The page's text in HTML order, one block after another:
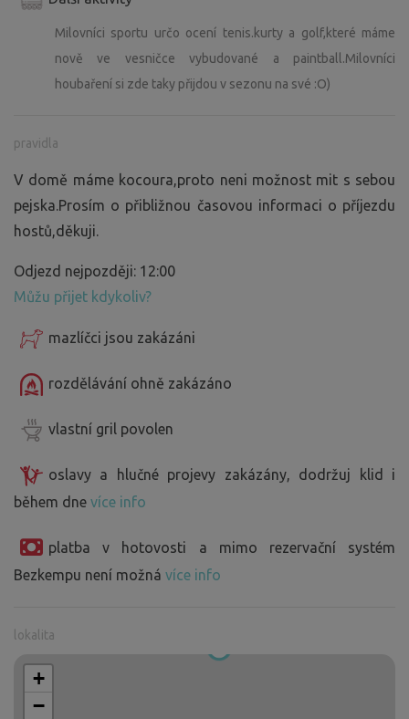
Milovníci sportu určo ocení tenis.kurty a golf,které máme
nově ve vesničce vybudované a paintball.Milovníci
houbaření si zde taky přijdou v sezonu na své :O)
pravidla
V domě máme kocoura,proto neni možnost mit s sebou
pejska.Prosím o přibližnou časovou informaci o příjezdu
hostů,děkuji.
Odjezd nejpozději: 12:00
Můžu přijet kdykoliv?
mazlíčci jsou zakázáni
rozdělávání ohně zakázáno
vlastní gril povolen
oslavy a hlučné projevy zakázány, dodržuj klid i
během dne více info
platba v hotovosti a mimo rezervační systém
Bezkempu není možná více info
lokalita
+
−